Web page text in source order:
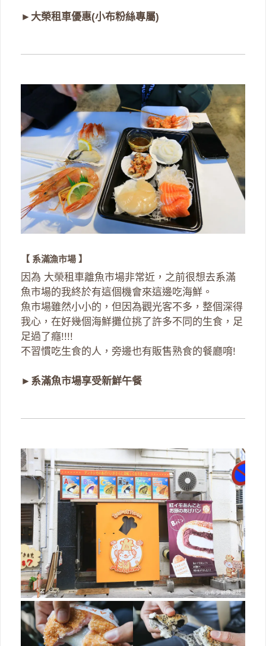
► 大榮租車優惠(小布粉絲專屬)
【 系滿漁市場 】
因為 大榮租車離魚市場非常近，之前很想去系滿
魚市場的我終於有這個機會來這邊吃海鮮。
魚市場雖然小小的，但因為觀光客不多，整個深得
我心，在好幾個海鮮攤位挑了許多不同的生食，足
足過了癮!!!!
不習慣吃生食的人，旁邊也有販售熟食的餐廳唷!
► 系滿魚市場享受新鮮午餐